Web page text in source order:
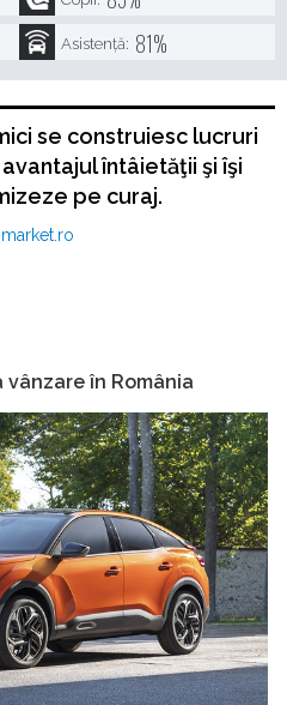
Asistență: 81%
se construiesc lucruri
întâietăţii şi îşi
pe curaj.
în România